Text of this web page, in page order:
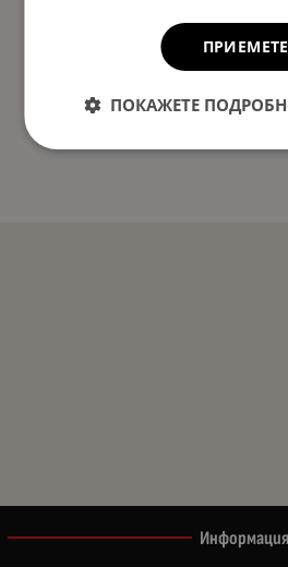
Информация
ПОКАЖЕТЕ